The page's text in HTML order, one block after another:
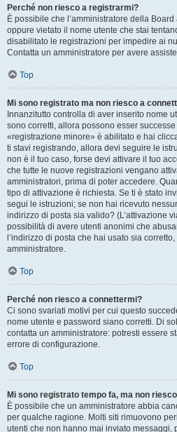
Perché non riesco a registrarmi?
È possibile che l’amministratore della
oppure vietato il nome utente che stai
disabilitato le registrazioni per impedire ai
Contatta un amministratore per avere
Top
Mi sono registrato ma non riesco a
Innanzitutto controlla di aver inserito nome
sono corretti, allora possono esser
«registrazione minore» è abilitato e hai
ti stavi registrando, allora devi seguire le
non è il tuo caso, forse devi attivare il tuo
che tutte le nuove registrazioni vengano
amministratori, prima di poter accedere.
tipo di attivazione è richiesta. Se ti è stato
segui le istruzioni; se non hai ricevuto
indirizzo di posta sia valido? (L’attivazione
possibilità di avere utenti anonimi che
l’indirizzo di posta che hai usato sia
amministratore.
Top
Perché non riesco a connettermi?
Ci sono svariati motivi per cui questo
nome utente e password siano corretti. Di
contatta un amministratore: potresti essere
errore di configurazione.
Top
Mi sono registrato tempo fa, ma non
È possibile che un amministratore abbia
per qualche ragione. Molti siti rimuovono
utenti che non hanno mai inviato messaggi,